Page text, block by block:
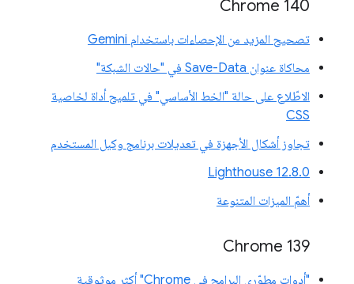
Chrome 140
تصحيح المزيد من الإحصاءات باستخدام Gemini
محاكاة عنوان Save-Data في "حالات الشبكة"
الاطّلاع على حالة "الخط الأساسي" في تلميح أداة لخاصية
CSS
تجاوز أشكال الأجهزة في تعديلات برنامج وكيل المستخدم
‫Lighthouse 12.8.0
أهمّ الميزات المتنوعة
‫Chrome 139
"أدوات مطوّري البرامج في Chrome" أكثر موثوقية